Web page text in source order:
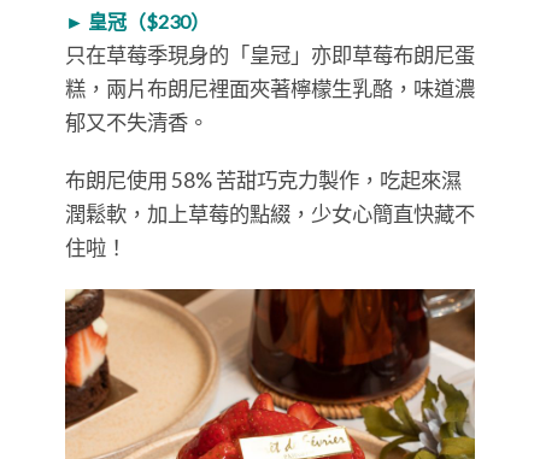
► 皇冠（$230）
只在草莓季現身的「皇冠」亦即草莓布朗尼蛋
糕，兩片布朗尼裡面夾著檸檬生乳酪，味道濃
郁又不失清香。
布朗尼使用 58% 苦甜巧克力製作，吃起來濕
潤鬆軟，加上草莓的點綴，少女心簡直快藏不
住啦！